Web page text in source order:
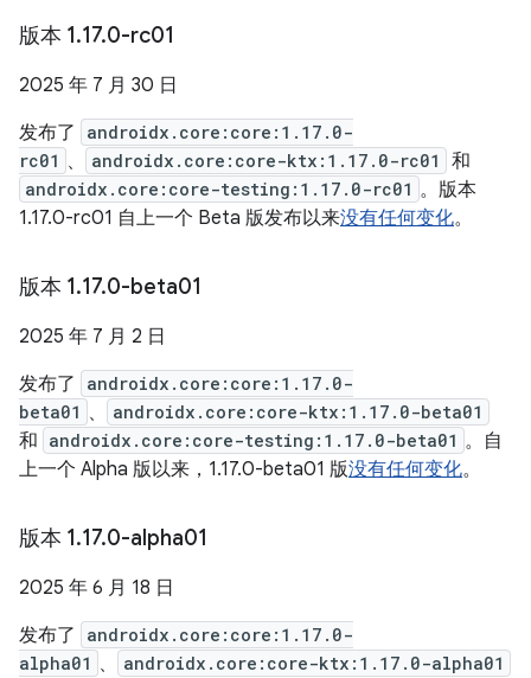
版本 1.17.0-rc01
2025 年 7 月 30 日
发布了
androidx.core:core:1.17.0-
rc01 、 androidx.core:core-ktx:1.17.0-rc01 和
androidx.core:core-testing:1.17.0-rc01 。版本
1.17.0-rc01 自上一个 Beta 版发布以来没有任何变化。
版本 1.17.0-beta01
2025 年 7 月 2 日
发布了
androidx.core:core:1.17.0-
beta01 、 androidx.core:core-ktx:1.17.0-beta01
和 androidx.core:core-testing:1.17.0-beta01 。自
上一个 Alpha 版以来，1.17.0-beta01 版没有任何变化。
版本 1.17.0-alpha01
2025 年 6 月 18 日
发布了
androidx.core:core:1.17.0-
alpha01 、 androidx.core:core-ktx:1.17.0-alpha01